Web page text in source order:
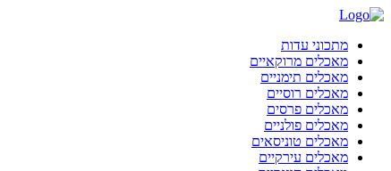
מתכוני עדות
מאכלים מרוקאיים
מאכלים תימניים
מאכלים רוסיים
מאכלים פרסים
מאכלים פולניים
מאכלים טוניסאים
מאכלים עירקיים